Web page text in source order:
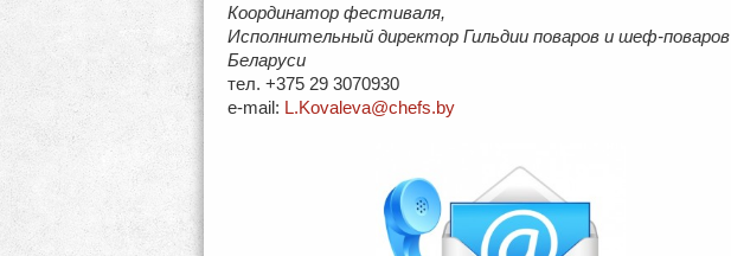
Координатор фестиваля,
Исполнительный директор Гильдии поваров и шеф-поваров
Беларуси
тел. +375 29 3070930
e-mail: L.Kovaleva@chefs.by